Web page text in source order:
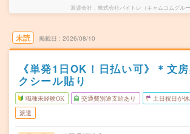
派遣会社 株式会社バイトレ（キャムコムグルー
未読 掲載日 2026/08/10
《単発1日OK！日払い可》＊文
クシール貼り
職種未経験OK 交通費別途支給あり 土日祝日が
派遣